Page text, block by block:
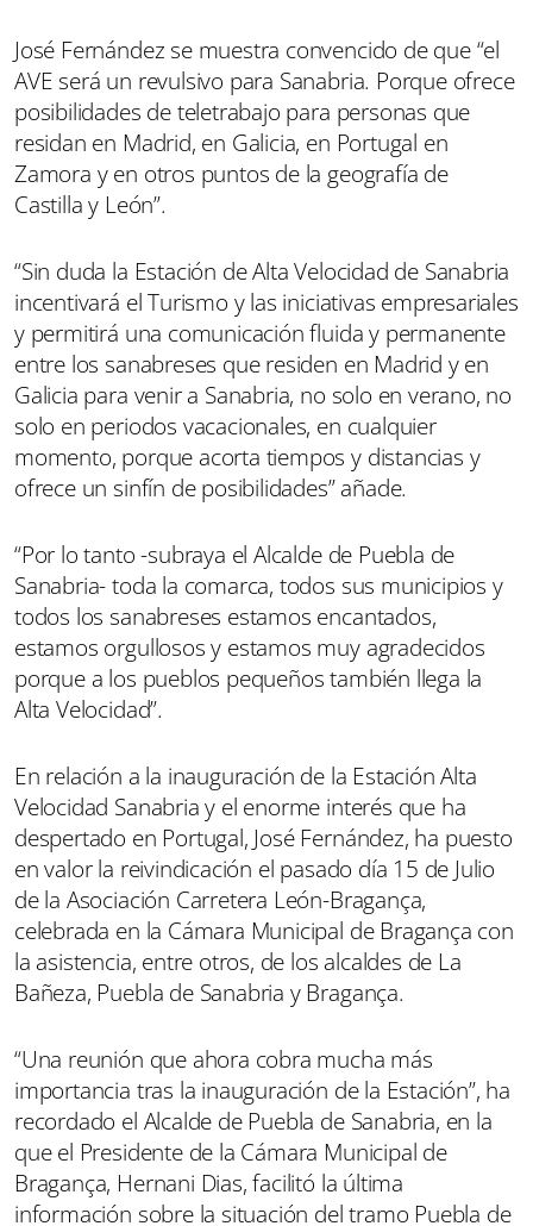
José Fernández se muestra convencido de que “el
AVE será un revulsivo para Sanabria. Porque ofrece
posibilidades de teletrabajo para personas que
residan en Madrid, en Galicia, en Portugal en
Zamora y en otros puntos de la geografía de
Castilla y León”.
“Sin duda la Estación de Alta Velocidad de Sanabria
incentivará el Turismo y las iniciativas empresariales
y permitirá una comunicación fluida y permanente
entre los sanabreses que residen en Madrid y en
Galicia para venir a Sanabria, no solo en verano, no
solo en periodos vacacionales, en cualquier
momento, porque acorta tiempos y distancias y
ofrece un sinfín de posibilidades” añade.
“Por lo tanto -subraya el Alcalde de Puebla de
Sanabria- toda la comarca, todos sus municipios y
todos los sanabreses estamos encantados,
estamos orgullosos y estamos muy agradecidos
porque a los pueblos pequeños también llega la
Alta Velocidad”.
En relación a la inauguración de la Estación Alta
Velocidad Sanabria y el enorme interés que ha
despertado en Portugal, José Fernández, ha puesto
en valor la reivindicación el pasado día 15 de Julio
de la Asociación Carretera León-Bragança,
celebrada en la Cámara Municipal de Bragança con
la asistencia, entre otros, de los alcaldes de La
Bañeza, Puebla de Sanabria y Bragança.
“Una reunión que ahora cobra mucha más
importancia tras la inauguración de la Estación”, ha
recordado el Alcalde de Puebla de Sanabria, en la
que el Presidente de la Cámara Municipal de
Bragança, Hernani Dias, facilitó la última
información sobre la situación del tramo Puebla de